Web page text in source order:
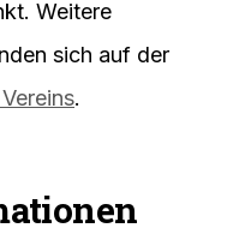
Weitere
sich auf der
.